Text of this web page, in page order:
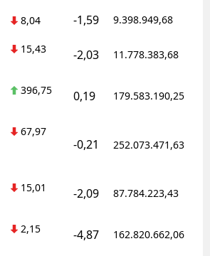
8,04 -1,59 9.398.949,68
15,43 -2,03 11.778.383,68
396,75 0,19 179.583.190,25
67,97
-0,21 252.073.471,63
15,01 -2,09 87.784.223,43
2,15 -4,87 162.820.662,06